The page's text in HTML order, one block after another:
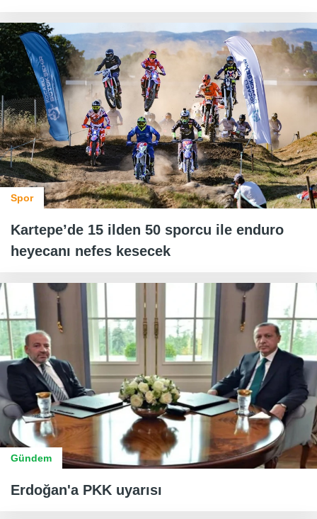
Spor
Kartepe’de 15 ilden 50 sporcu ile enduro
heyecanı nefes kesecek
Gündem
Erdoğan'a PKK uyarısı